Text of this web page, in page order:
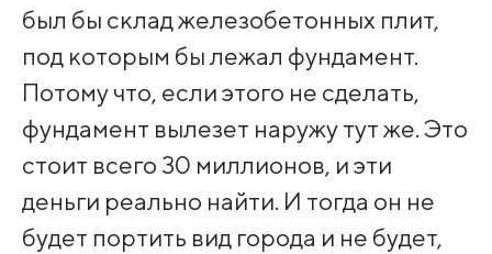
был бы склад железобетонных плит,
под которым бы лежал фундамент.
Потому что, если этого не сделать,
фундамент вылезет наружу тут же. Это
стоит всего 30 миллионов, и эти
деньги реально найти. И тогда он не
будет портить вид города и не будет,